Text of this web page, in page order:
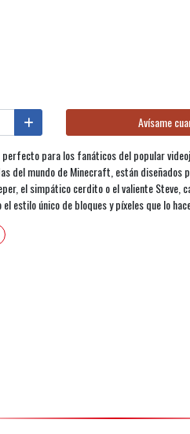
Avísame
para los fanáticos del popular
del mundo de Minecraft, están diseñados
el simpático cerdito o el valiente Steve,
estilo único de bloques y píxeles que lo